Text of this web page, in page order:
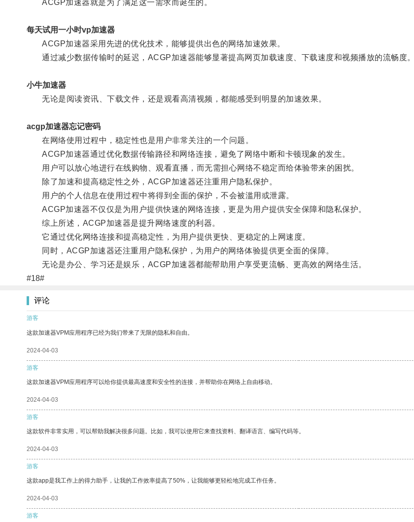
ACGP加速器就是为了满足这一需求而诞生的。
每天试用一小时vp加速器
ACGP加速器采用先进的优化技术，能够提供出色的网络加速效果。
通过减少数据传输时的延迟，ACGP加速器能够显著提高网页加载速度、下载速度和视频播放的流畅度。
小牛加速器
无论是阅读资讯、下载文件，还是观看高清视频，都能感受到明显的加速效果。
acgp加速器忘记密码
在网络使用过程中，稳定性也是用户非常关注的一个问题。
ACGP加速器通过优化数据传输路径和网络连接，避免了网络中断和卡顿现象的发生。
用户可以放心地进行在线购物、观看直播，而无需担心网络不稳定而给体验带来的困扰。
除了加速和提高稳定性之外，ACGP加速器还注重用户隐私保护。
用户的个人信息在使用过程中将得到全面的保护，不会被滥用或泄露。
ACGP加速器不仅仅是为用户提供快速的网络连接，更是为用户提供安全保障和隐私保护。
综上所述，ACGP加速器是提升网络速度的利器。
它通过优化网络连接和提高稳定性，为用户提供更快、更稳定的上网速度。
同时，ACGP加速器还注重用户隐私保护，为用户的网络体验提供更全面的保障。
无论是办公、学习还是娱乐，ACGP加速器都能帮助用户享受更流畅、更高效的网络生活。
#18#
评论
游客
这款加速器VPM应用程序已经为我们带来了无限的隐私和自由。
2024-04-03
游客
这款加速器VPM应用程序可以给你提供最高速度和安全性的连接，并帮助你在网络上自由移动。
2024-04-03
游客
这款软件非常实用，可以帮助我解决很多问题。比如，我可以使用它来查找资料、翻译语言、编写代码等。
2024-04-03
游客
这款app是我工作上的得力助手，让我的工作效率提高了50%，让我能够更轻松地完成工作任务。
2024-04-03
游客